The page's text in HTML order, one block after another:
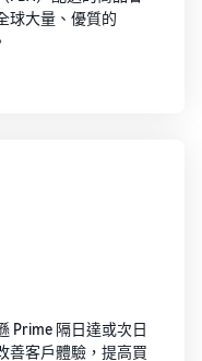
球大量、優質的
Prime 隔日達或次日
善客戶體驗，提高買